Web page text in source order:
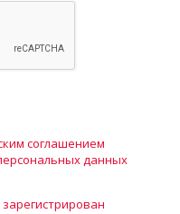
соглашением
данных